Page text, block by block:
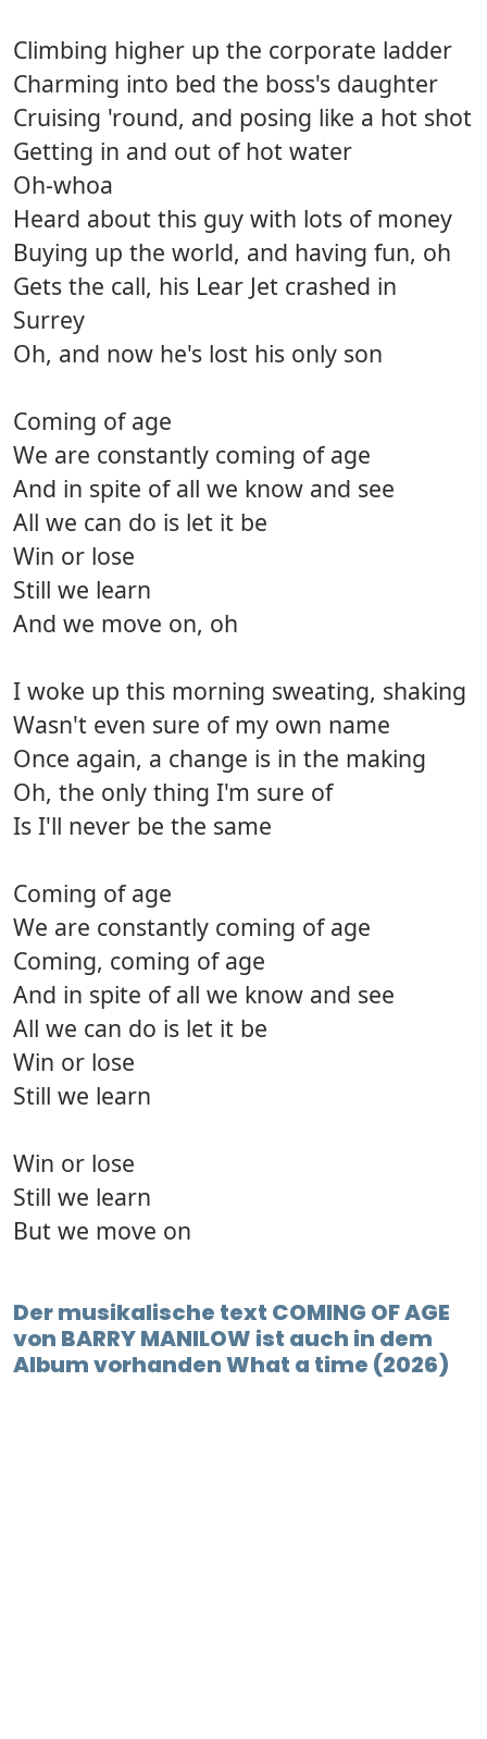
Climbing higher up the corporate ladder
Charming into bed the boss's daughter
Cruising 'round, and posing like a hot shot
Getting in and out of hot water
Oh-whoa
Heard about this guy with lots of money
Buying up the world, and having fun, oh
Gets the call, his Lear Jet crashed in
Surrey
Oh, and now he's lost his only son
Coming of age
We are constantly coming of age
And in spite of all we know and see
All we can do is let it be
Win or lose
Still we learn
And we move on, oh
I woke up this morning sweating, shaking
Wasn't even sure of my own name
Once again, a change is in the making
Oh, the only thing I'm sure of
Is I'll never be the same
Coming of age
We are constantly coming of age
Coming, coming of age
And in spite of all we know and see
All we can do is let it be
Win or lose
Still we learn
Win or lose
Still we learn
But we move on
Der musikalische text COMING OF AGE
von BARRY MANILOW ist auch in dem
Album vorhanden What a time (2026)